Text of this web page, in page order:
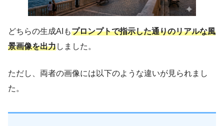
どちらの生成AIもプロンプトで指示した通りのリアルな風
景画像を出力しました。
ただし、両者の画像には以下のような違いが見られまし
た。